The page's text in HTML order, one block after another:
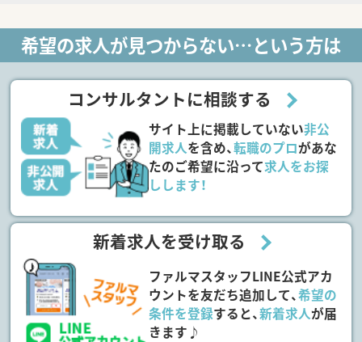
希望の求人が見つからない…という方は
コンサルタントに相談する
サイト上に掲載していない非公
開求人を含め、転職のプロがあな
たのご希望に沿って求人をお探
しします！
新着求人を受け取る
ファルマスタッフLINE公式アカ
ウントを友だち追加して、希望の
条件を登録すると、新着求人が届
きます♪